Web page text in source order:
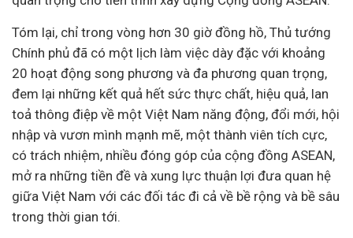
Tóm lại, chỉ trong vòng hơn 30 giờ đồng hồ, Thủ tướng
Chính phủ đã có một lịch làm việc dày đặc với khoảng
20 hoạt động song phương và đa phương quan trọng,
đem lại những kết quả hết sức thực chất, hiệu quả, lan
toả thông điệp về một Việt Nam năng động, đổi mới, hội
nhập và vươn mình mạnh mẽ, một thành viên tích cực,
có trách nhiệm, nhiều đóng góp của cộng đồng ASEAN,
mở ra những tiền đề và xung lực thuận lợi đưa quan hệ
giữa Việt Nam với các đối tác đi cả về bề rộng và bề sâu
trong thời gian tới.